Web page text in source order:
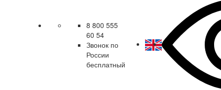
8 800 555
60 54
Звонок по
России
бесплатный